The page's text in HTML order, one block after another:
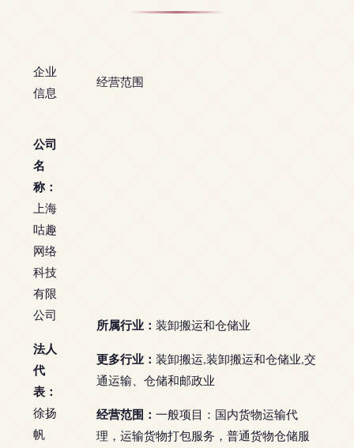
企业
信息
经营范围
公司
名
称：
上海
咕趣
网络
科技
有限
公司
法人
代
表：
徐扬
帆
所属行业： 装卸搬运和仓储业
更多行业： 装卸搬运,装卸搬运和仓储业,交
通运输、仓储和邮政业
经营范围： 一般项目：国内货物运输代
理，运输货物打包服务，普通货物仓储服